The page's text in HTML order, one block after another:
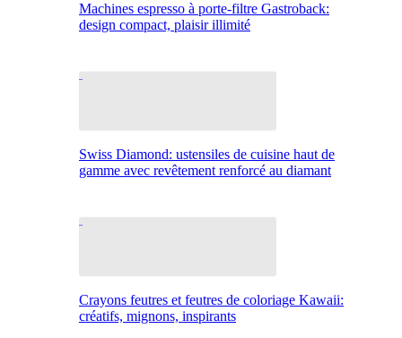
Machines espresso à porte-filtre Gastroback:
design compact, plaisir illimité
Swiss Diamond: ustensiles de cuisine haut de
gamme avec revêtement renforcé au diamant
Crayons feutres et feutres de coloriage Kawaii:
créatifs, mignons, inspirants